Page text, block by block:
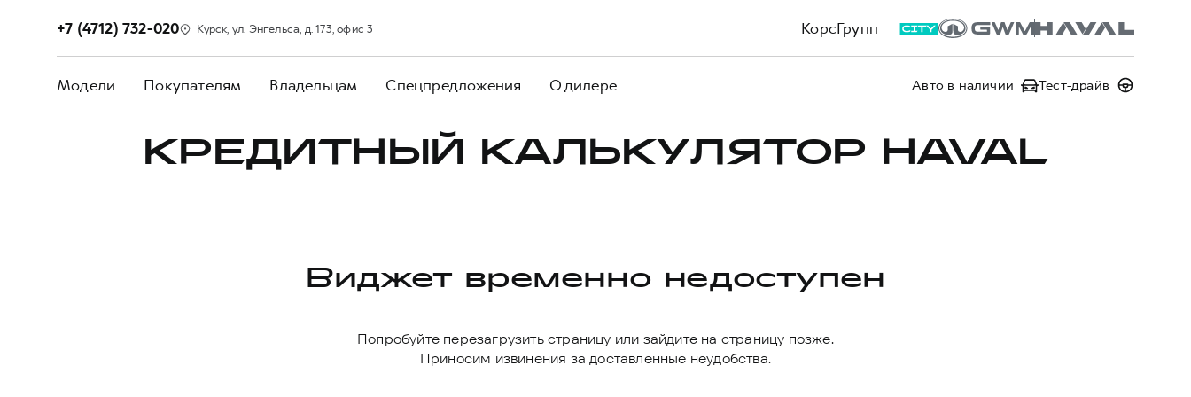
КорсГрупп
+7 (4712) 732-020 Курск, ул. Энгельса, д. 173, офис 3
Модели Покупателям Владельцам Спецпредложения О дилере Авто в наличии Тест-драйв
КРЕДИТНЫЙ КАЛЬКУЛЯТОР HAVAL
Виджет временно недоступен
Попробуйте перезагрузить страницу или зайдите на страницу позже.
Приносим извинения за доставленные неудобства.